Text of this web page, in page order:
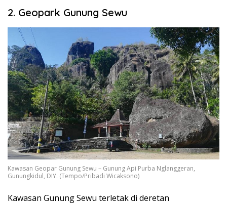
2. Geopark Gunung Sewu
Kawasan Geopar Gunung Sewu – Gunung Api Purba Nglanggeran,
Gunungkidul, DIY. (Tempo/Pribadi Wicaksono)
Kawasan Gunung Sewu terletak di deretan